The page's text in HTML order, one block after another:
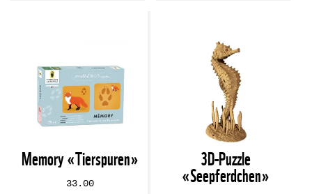
Memory «Tierspuren»
33.00
3D-Puzzle
«Seepferdchen»